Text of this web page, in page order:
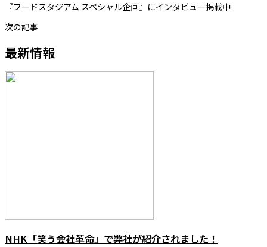
『フードスタジアム スペシャル企画』にインタビュー掲載中
次の記事
最新情報
NHK「笑う会社革命」で弊社が紹介されました！